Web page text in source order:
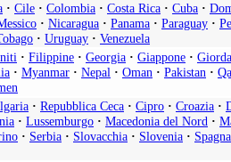
· Cile · Colombia · Costa Rica · Cuba ·
· Nicaragua · Panama · Paraguay ·
· Uruguay · Venezuela
· Filippine · Georgia · Giappone ·
· Myanmar · Nepal · Oman · Pakistan ·
· Repubblica Ceca · Cipro · Croazia ·
· Lussemburgo · Macedonia del Nord ·
· Serbia · Slovacchia · Slovenia · Spagna